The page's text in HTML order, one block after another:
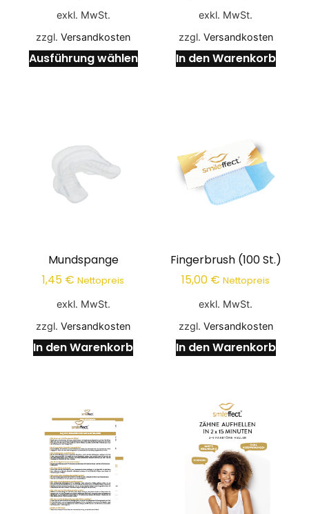
exkl. MwSt.
zzgl.Versandkosten
Ausführung wählen
exkl. MwSt.
zzgl. Versandkosten
In den Warenkorb
Mundspange
1,45 € Nettopreis
exkl. MwSt.
zzgl.Versandkosten
In den Warenkorb
Fingerbrush (100 St.)
15,00 € Nettopreis
exkl. MwSt.
zzgl. Versandkosten
In den Warenkorb